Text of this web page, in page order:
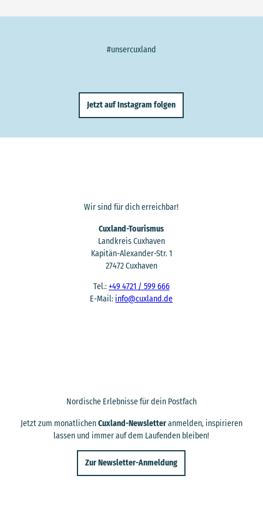
#unsercuxland
Jetzt auf Instagram folgen
Wir sind für dich erreichbar!
Cuxland-Tourismus
Landkreis Cuxhaven
Kapitän-Alexander-Str. 1
27472 Cuxhaven
Tel.:+49 4721 / 599 666
E-Mail: info@cuxland.de
Nordische Erlebnisse für dein Postfach
Jetzt zum monatlichenCuxland-Newsletteranmelden, inspirieren
lassen und immer auf dem Laufenden bleiben!
Zur Newsletter-Anmeldung